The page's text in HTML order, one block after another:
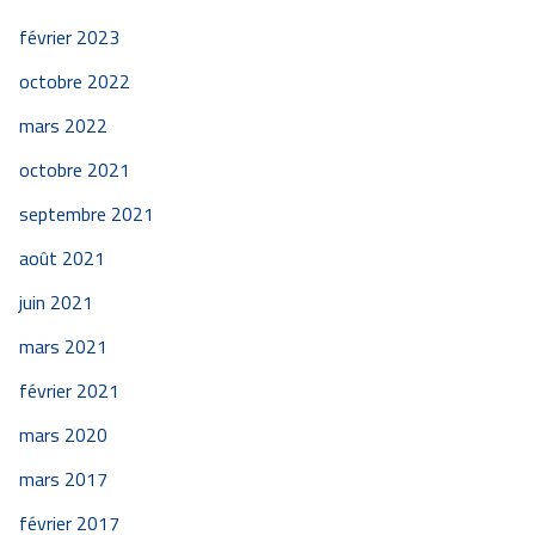
février 2023
octobre 2022
mars 2022
octobre 2021
septembre 2021
août 2021
juin 2021
mars 2021
février 2021
mars 2020
mars 2017
février 2017